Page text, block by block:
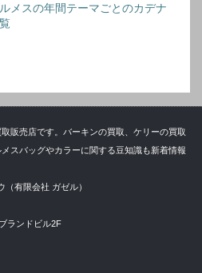
メスの年間テーマごとのカデナ
販売店です。バーキンの買取、ケリーの買取
スバッグやカラーに関する豆知識も新着情報
有限会社 ガゼル）
ランドビル2F